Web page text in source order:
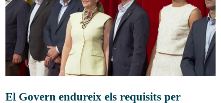
El Govern endureix els requisits per